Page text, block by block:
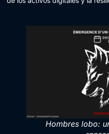
Hombres lobo: